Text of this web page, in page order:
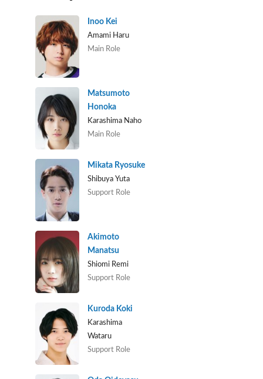
Inoo Kei
Amami Haru
Main Role
Matsumoto
Honoka
Karashima Naho
Main Role
Mikata Ryosuke
Shibuya Yuta
Support Role
Akimoto
Manatsu
Shiomi Remi
Support Role
Kuroda Koki
Karashima
Wataru
Support Role